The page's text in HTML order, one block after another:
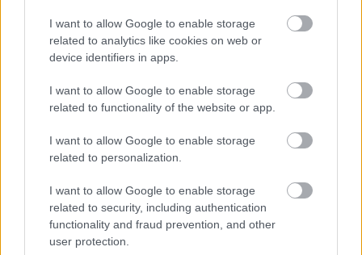
I want to allow Google to enable storage
related to analytics like cookies on web or
device identifiers in apps.
I want to allow Google to enable storage
related to functionality of the website or app.
I want to allow Google to enable storage
related to personalization.
I want to allow Google to enable storage
related to security, including authentication
functionality and fraud prevention, and other
user protection.
“Kamukovász” - ezt a szót használják az élesztős
kovászra a kézművesek, akik babusgatnak. Ezzel
nekem csak az a problémám, hogy nagyon pejoratív.